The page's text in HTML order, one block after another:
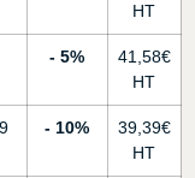
5% 41,58€
10% 39,39€